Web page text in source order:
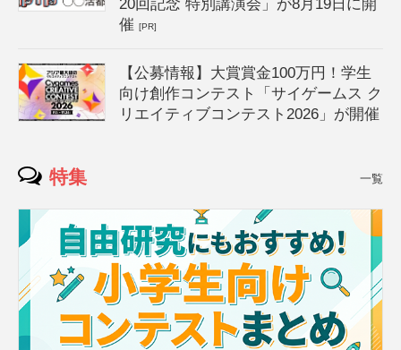
20回記念 特別講演会」が8月19日に開
催[PR]
【公募情報】大賞賞金100万円！学生
向け創作コンテスト「サイゲームス ク
リエイティブコンテスト2026」が開催
特集 一覧